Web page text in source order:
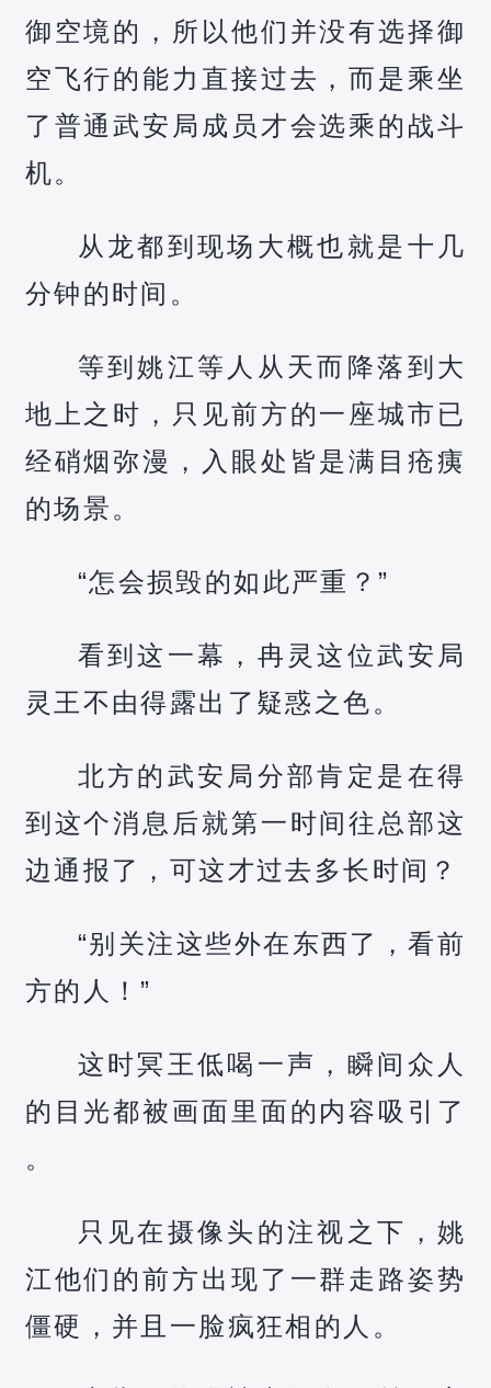
御空境的，所以他们并没有选择御
空飞行的能力直接过去，而是乘坐
了普通武安局成员才会选乘的战斗
机。
从龙都到现场大概也就是十几
分钟的时间。
等到姚江等人从天而降落到大
地上之时，只见前方的一座城市已
经硝烟弥漫，入眼处皆是满目疮痍
的场景。
“怎会损毁的如此严重？”
看到这一幕，冉灵这位武安局
灵王不由得露出了疑惑之色。
北方的武安局分部肯定是在得
到这个消息后就第一时间往总部这
边通报了，可这才过去多长时间？
“别关注这些外在东西了，看前
方的人！”
这时冥王低喝一声，瞬间众人
的目光都被画面里面的内容吸引了
。
只见在摄像头的注视之下，姚
江他们的前方出现了一群走路姿势
僵硬，并且一脸疯狂相的人。